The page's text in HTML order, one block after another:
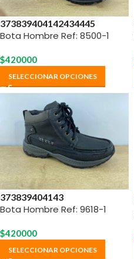
373839404142434445
Bota Hombre Ref: 8500-1
$420000
SELECCIONAR OPCIONES
373839404143
Bota Hombre Ref: 9618-1
$420000
SELECCIONAR OPCIONES